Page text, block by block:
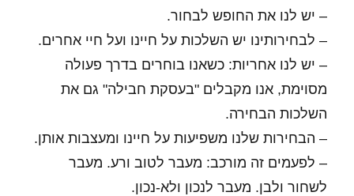
– יש לנו את החופש לבחור.
– לבחירותינו יש השלכות על חיינו ועל חיי אחרים.
– יש לנו אחריות: כשאנו בוחרים בדרך פעולה
מסוימת, אנו מקבלים "בעסקת חבילה" גם את
השלכות הבחירה.
– הבחירות שלנו משפיעות על חיינו ומעצבות אותן.
– לפעמים זה מורכב: מעבר לטוב ורע. מעבר
לשחור ולבן. מעבר לנכון ולא-נכון.